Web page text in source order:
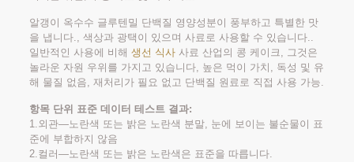
알갱이 옥수수 글루텐밀 단백질 영양성분이 풍부하고 특별한 맛
을 냅니다., 색상과 광택이 있으며 사료로 사용할 수 있습니다..
일반적인 사용에 비해 생선 식사사료 산업의 콩 케이크, 그것은
놀라운 자원 우위를 가지고 있습니다, 높은 먹이 가치, 독성 및 유
해 물질 없음, 재처리가 필요 없고 단백질 원료로 직접 사용 가능.
항목 단위 표준 데이터 테스트 결과:
1.외관—노란색 또는 밝은 노란색 분말, 눈에 보이는 불순물이 표
준에 부합하지 않음
2.컬러—노란색 또는 밝은 노란색은 표준을 따릅니다.